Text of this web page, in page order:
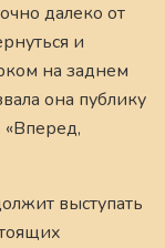
далеко от
и
на заднем
она публику
выступать